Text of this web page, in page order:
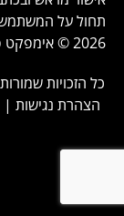
תחול על
2026 © אימפקט פיתוח נכסים בע"מ.
כל הזכויות
הצהרת נגישות |